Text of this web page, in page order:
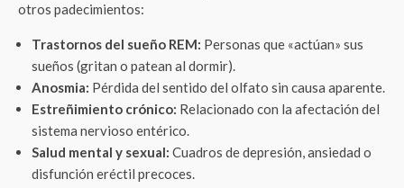
otros padecimientos:
Trastornos del sueño REM: Personas que «actúan» sus
sueños (gritan o patean al dormir).
Anosmia: Pérdida del sentido del olfato sin causa aparente.
Estreñimiento crónico: Relacionado con la afectación del
sistema nervioso entérico.
Salud mental y sexual: Cuadros de depresión, ansiedad o
disfunción eréctil precoces.